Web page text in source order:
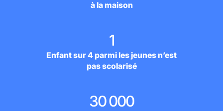
à la maison
1
Enfant sur 4 parmi les jeunes n’est
pas scolarisé
30 000